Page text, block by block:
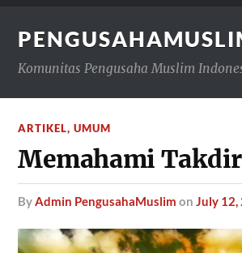
Komunitas Pengusaha Muslim
ARTIKEL,UMUM
Memahami
byAdmin PengusahaMuslim onJuly 12,